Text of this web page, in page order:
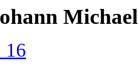
Michael
16